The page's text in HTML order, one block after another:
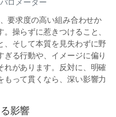
ロメーター
要求度の高い組み合わせか
操らずに惹きつけること、
そして本質を見失わずに野
る行動や、イメージに偏り
があります。反対に、明確
って貫くなら、深い影響力
影響